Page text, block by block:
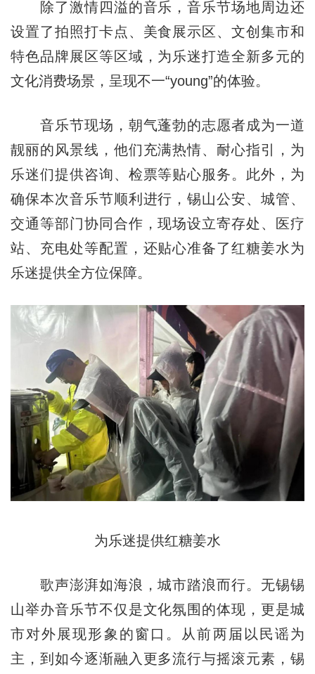
除了激情四溢的音乐，音乐节场地周边还
设置了拍照打卡点、美食展示区、文创集市和
特色品牌展区等区域，为乐迷打造全新多元的
文化消费场景，呈现不一“young”的体验。
音乐节现场，朝气蓬勃的志愿者成为一道
靓丽的风景线，他们充满热情、耐心指引，为
乐迷们提供咨询、检票等贴心服务。此外，为
确保本次音乐节顺利进行，锡山公安、城管、
交通等部门协同合作，现场设立寄存处、医疗
站、充电处等配置，还贴心准备了红糖姜水为
乐迷提供全方位保障。
为乐迷提供红糖姜水
歌声澎湃如海浪，城市踏浪而行。无锡锡
山举办音乐节不仅是文化氛围的体现，更是城
市对外展现形象的窗口。从前两届以民谣为
主，到如今逐渐融入更多流行与摇滚元素，锡